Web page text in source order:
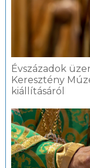
Évszázadok
Keresztény
kiállításáról